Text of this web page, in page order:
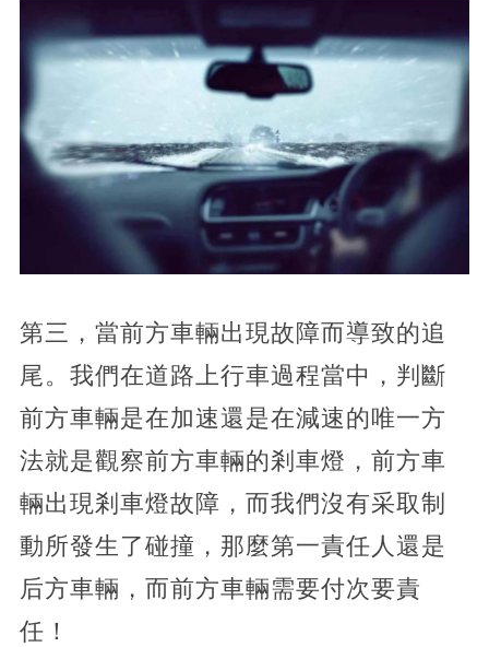
第三，當前方車輛出現故障而導致的追
尾。我們在道路上行車過程當中，判斷
前方車輛是在加速還是在減速的唯一方
法就是觀察前方車輛的剎車燈，前方車
輛出現剎車燈故障，而我們沒有采取制
動所發生了碰撞，那麼第一責任人還是
后方車輛，而前方車輛需要付次要責
任！